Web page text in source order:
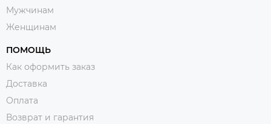
Мужчинам
Женщинам
ПОМОЩЬ
Как оформить заказ
Доставка
Оплата
Возврат и гарантия